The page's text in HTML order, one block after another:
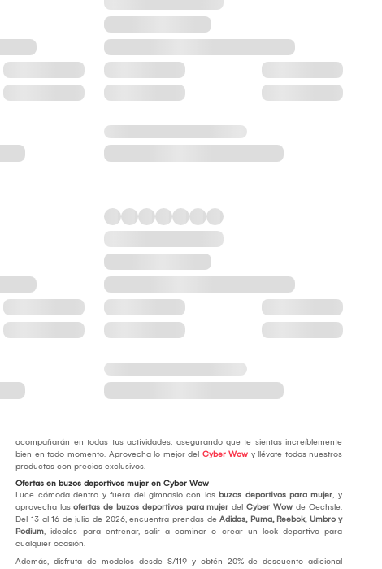
acompañarán en todas tus actividades, asegurando que te sientas increíblemente
bien en todo momento. Aprovecha lo mejor del Cyber Wow y llévate todos nuestros
productos con precios exclusivos.
Ofertas en buzos deportivos mujer en Cyber Wow
Luce cómoda dentro y fuera del gimnasio con los buzos deportivos para mujer, y
aprovecha lasofertas de buzos deportivos para mujer delCyber Wow de Oechsle.
Del 13 al 16 de julio de 2026, encuentra prendas deAdidas, Puma, Reebok, Umbro y
Podium, ideales para entrenar, salir a caminar o crear un look deportivo para
cualquier ocasión.
Además, disfruta de modelos desde S/119 y obtén 20% de descuento adicional